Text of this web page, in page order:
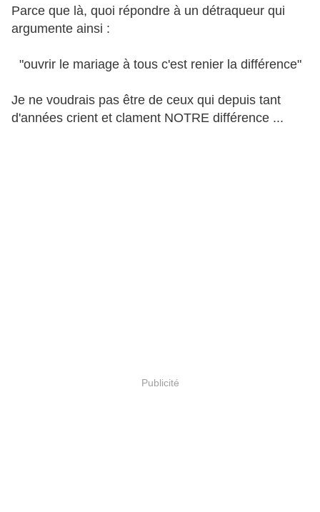
Parce que là, quoi répondre à un détraqueur qui
argumente ainsi :
"ouvrir le mariage à tous c'est renier la différence"
Je ne voudrais pas être de ceux qui depuis tant
d'années crient et clament NOTRE différence ...
Publicité